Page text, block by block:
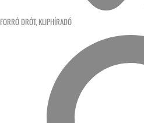
FORRÓ DRÓT, KLIPHÍRADÓ